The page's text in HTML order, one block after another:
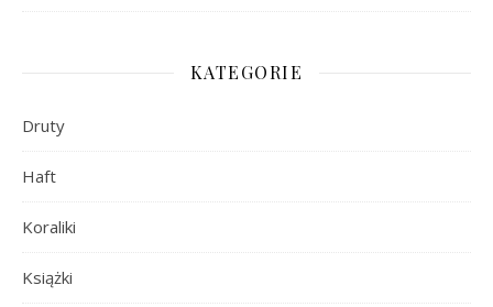
KATEGORIE
Druty
Haft
Koraliki
Książki